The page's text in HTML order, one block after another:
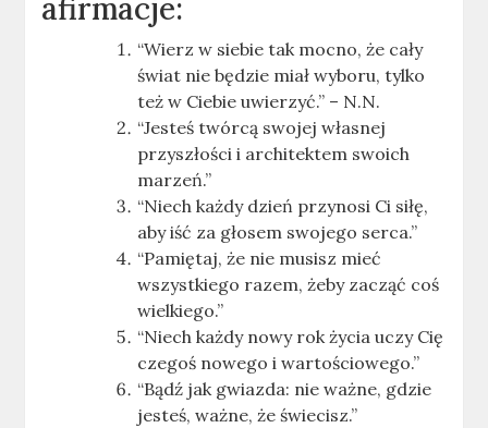
afirmacje:
“Wierz w siebie tak mocno, że cały
świat nie będzie miał wyboru, tylko
też w Ciebie uwierzyć.” – N.N.
“Jesteś twórcą swojej własnej
przyszłości i architektem swoich
marzeń.”
“Niech każdy dzień przynosi Ci siłę,
aby iść za głosem swojego serca.”
“Pamiętaj, że nie musisz mieć
wszystkiego razem, żeby zacząć coś
wielkiego.”
“Niech każdy nowy rok życia uczy Cię
czegoś nowego i wartościowego.”
“Bądź jak gwiazda: nie ważne, gdzie
jesteś, ważne, że świecisz.”